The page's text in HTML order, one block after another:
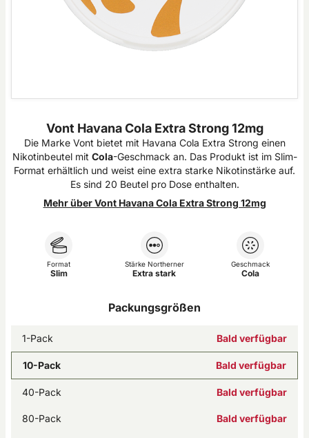
Vont Havana Cola Extra Strong 12mg
Die Marke Vont bietet mit Havana Cola Extra Strong einen
Nikotinbeutel mit Cola-Geschmack an. Das Produkt ist im Slim-
Format erhältlich und weist eine extra starke Nikotinstärke auf.
Es sind 20 Beutel pro Dose enthalten.
Mehr über Vont Havana Cola Extra Strong 12mg
Format
Slim
Stärke Northerner
Extra stark
Geschmack
Cola
Packungsgrößen
1-Pack Bald verfügbar
10-Pack Bald verfügbar
40-Pack Bald verfügbar
80-Pack Bald verfügbar